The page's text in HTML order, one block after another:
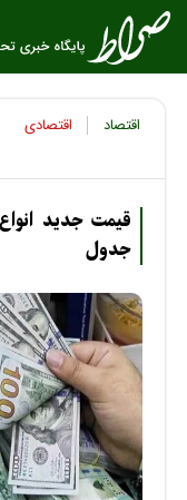
اقتصاد اقتصادی
جدول